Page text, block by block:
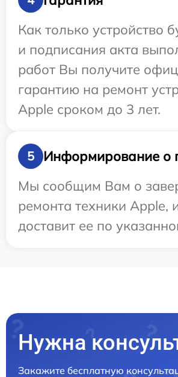
Как только устройство
и подписания акта
работ Вы получите
гарантию на ремонт
Apple сроком до 3 лет.
5
Информирование о
Мы сообщим Вам о
ремонта техники Apple,
доставит ее по
Нужна
Закажите бесплатную